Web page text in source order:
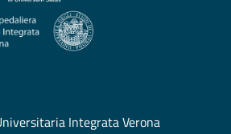
Integrata Verona